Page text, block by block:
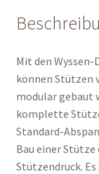
Mit den
können Stützen
modular gebaut
komplette
Standard-
Bau einer
Stützendruck.